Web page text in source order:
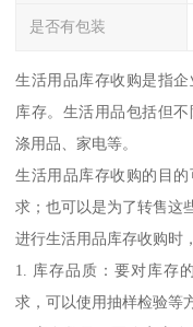
是否有包装
生活用品库存收购是指
库存。生活用品包括但
涤用品、家电等。
生活用品库存收购的目
求；也可以是为了转售这
进行生活用品库存收购时
1. 库存品质：要对库存
求，可以使用抽样检验等